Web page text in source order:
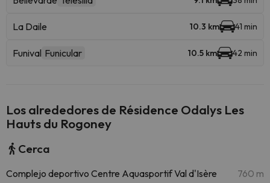
La Daile 10.3 km 41 min
Funival Funicular 10.5 km 42 min
Los alrededores de Résidence Odalys Les
Hauts du Rogoney
Cerca
Complejo deportivo Centre Aquasportif Val d'Isère 760 m